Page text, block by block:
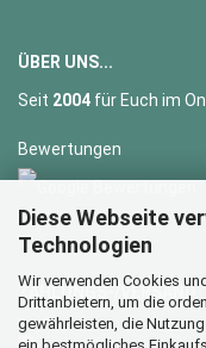
Diese Webseite
Technologien
Wir verwenden Cookies
Drittanbietern, um die
gewährleisten, die
ein bestmögliches
ÜBER UNS...
Seit 2004 für Euch im
Bewertungen
ZAHLUNGS-/VERSAND
PayPal